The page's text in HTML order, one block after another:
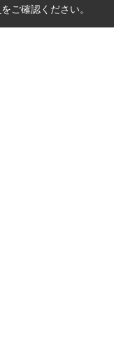
をご確認ください。